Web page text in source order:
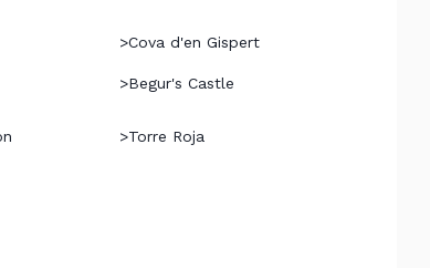
>Cova d'en Gispert
>Begur's Castle
>Torre Roja